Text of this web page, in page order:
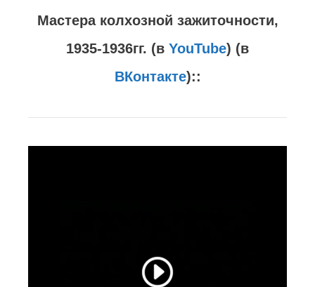
Мастера колхозной зажиточности,
1935-1936гг. (в YouTube) (в
ВКонтакте)::